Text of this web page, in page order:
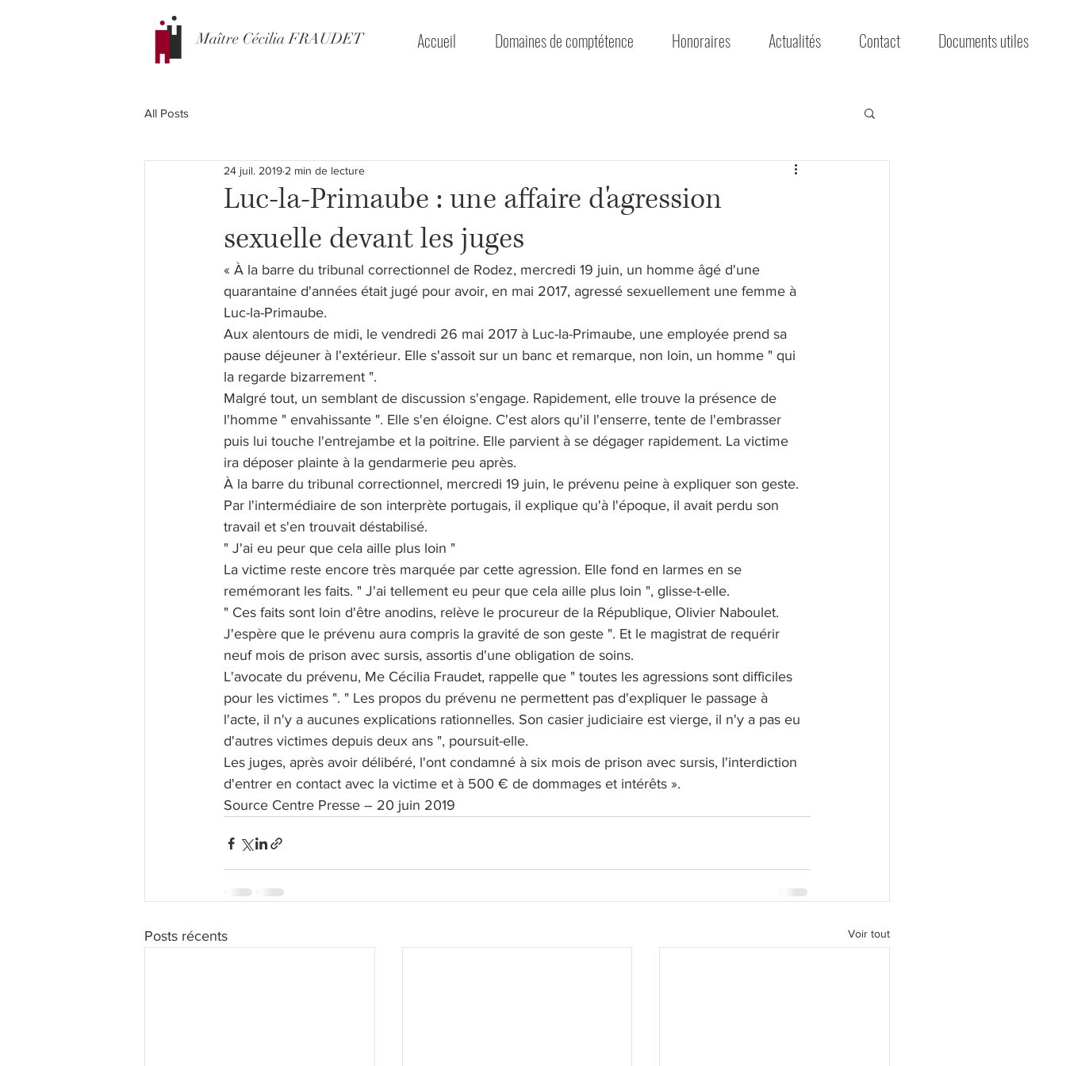
Maître Cécilia FRAUDET Accueil Domaines de comptétence Honoraires Actualités Contact Documents utiles
All Posts
Luc-la-Primaube : une affaire d'agression
sexuelle devant les juges
24 juil. 2019 2 min de lecture
« À la barre du tribunal correctionnel de Rodez, mercredi 19 juin, un homme âgé d'une
quarantaine d'années était jugé pour avoir, en mai 2017, agressé sexuellement une femme à
Luc-la-Primaube.
Aux alentours de midi, le vendredi 26 mai 2017 à Luc-la-Primaube, une employée prend sa
pause déjeuner à l'extérieur. Elle s'assoit sur un banc et remarque, non loin, un homme " qui
la regarde bizarrement ".
Malgré tout, un semblant de discussion s'engage. Rapidement, elle trouve la présence de
l'homme " envahissante ". Elle s'en éloigne. C'est alors qu'il l'enserre, tente de l'embrasser
puis lui touche l'entrejambe et la poitrine. Elle parvient à se dégager rapidement. La victime
ira déposer plainte à la gendarmerie peu après.
À la barre du tribunal correctionnel, mercredi 19 juin, le prévenu peine à expliquer son geste.
Par l'intermédiaire de son interprète portugais, il explique qu'à l'époque, il avait perdu son
travail et s'en trouvait déstabilisé.
" J'ai eu peur que cela aille plus loin "
La victime reste encore très marquée par cette agression. Elle fond en larmes en se
remémorant les faits. " J'ai tellement eu peur que cela aille plus loin ", glisse-t-elle.
" Ces faits sont loin d'être anodins, relève le procureur de la République, Olivier Naboulet.
J'espère que le prévenu aura compris la gravité de son geste ". Et le magistrat de requérir
neuf mois de prison avec sursis, assortis d'une obligation de soins.
L'avocate du prévenu, Me Cécilia Fraudet, rappelle que " toutes les agressions sont difficiles
pour les victimes ". " Les propos du prévenu ne permettent pas d'expliquer le passage à
l'acte, il n'y a aucunes explications rationnelles. Son casier judiciaire est vierge, il n'y a pas eu
d'autres victimes depuis deux ans ", poursuit-elle.
Les juges, après avoir délibéré, l'ont condamné à six mois de prison avec sursis, l'interdiction
d'entrer en contact avec la victime et à 500 € de dommages et intérêts ».
Source Centre Presse – 20 juin 2019
Posts récents Voir tout